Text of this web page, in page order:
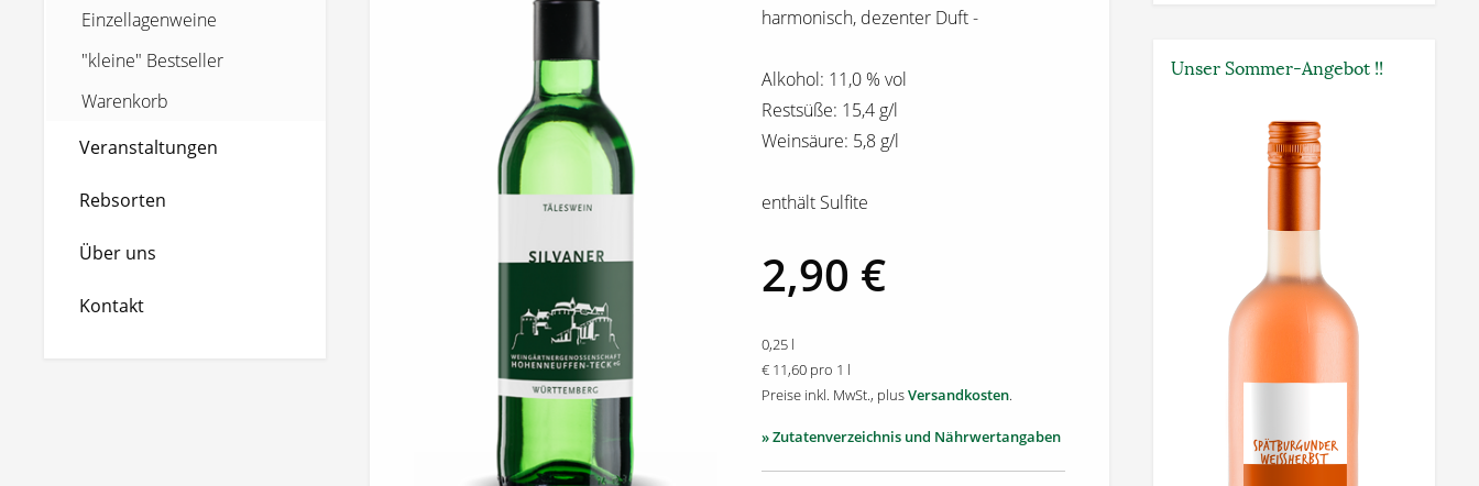
Einzellagenweine
"kleine" Bestseller
Warenkorb
Veranstaltungen
Rebsorten
Über uns
Kontakt
harmonisch, dezenter Duft -
Alkohol: 11,0 % vol
Restsüße: 15,4 g/l
Weinsäure: 5,8 g/l
enthält Sulfite
2,90 €
0,25 l
€ 11,60 pro 1 l
Preise inkl. MwSt., plusVersandkosten.
» Zutatenverzeichnis und Nährwertangaben
Unser Sommer-Angebot !!